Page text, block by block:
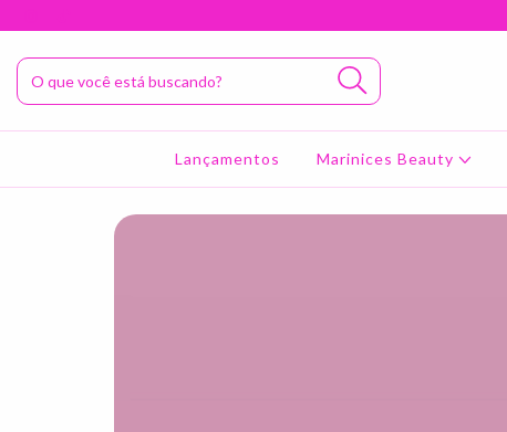
Lançamentos Marinices Beauty